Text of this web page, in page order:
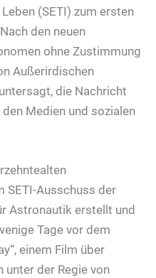
(SETI) zum ersten
den neuen
ohne Zustimmung
Außerirdischen
die Nachricht
Medien und sozialen
SETI-Ausschuss der
Astronautik erstellt und
Tage vor dem
einem Film über
unter der Regie von